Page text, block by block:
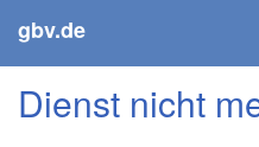
gbv.de
Dienst nicht